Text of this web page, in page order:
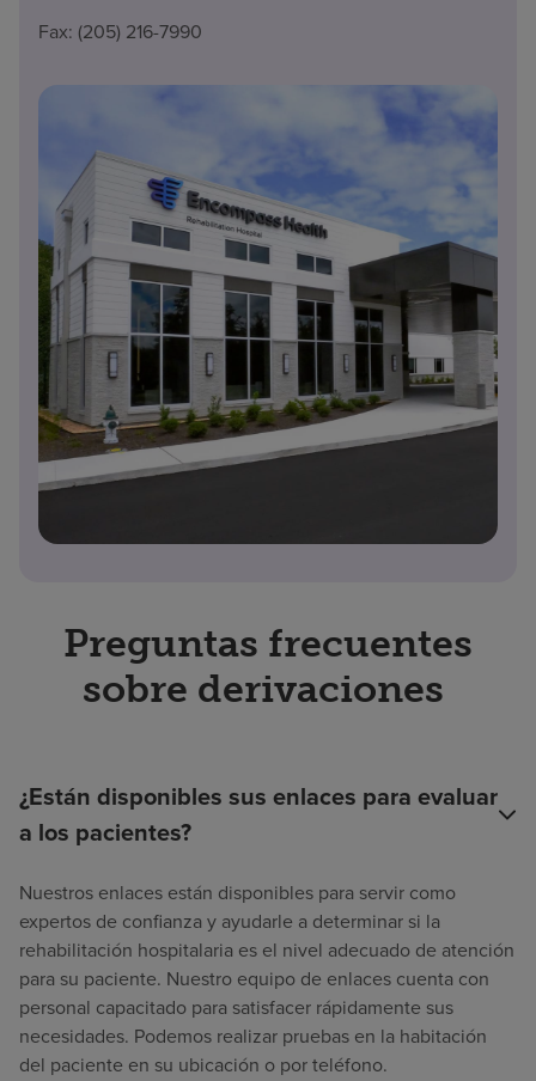
Fax: (205) 216-7990
Preguntas frecuentes
sobre derivaciones
¿Están disponibles sus enlaces para evaluar
a los pacientes?
Nuestros enlaces están disponibles para servir como
expertos de confianza y ayudarle a determinar si la
rehabilitación hospitalaria es el nivel adecuado de atención
para su paciente. Nuestro equipo de enlaces cuenta con
personal capacitado para satisfacer rápidamente sus
necesidades. Podemos realizar pruebas en la habitación
del paciente en su ubicación o por teléfono.